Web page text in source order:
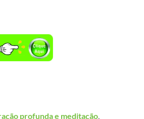
profunda e meditação